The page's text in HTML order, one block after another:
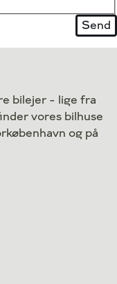
bilejer - lige fra
vores bilhuse
og på